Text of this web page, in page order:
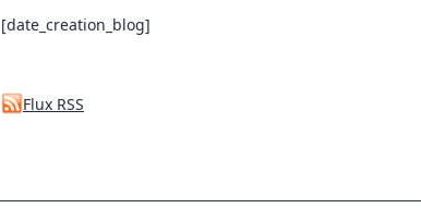
[date_creation_blog]
Flux RSS